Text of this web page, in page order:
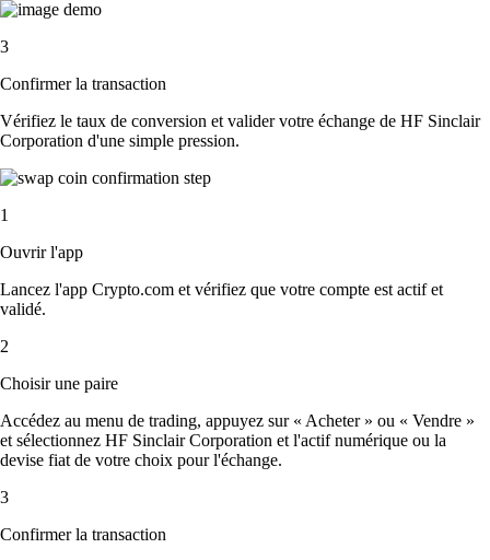
3
Confirmer la transaction
Vérifiez le taux de conversion et valider votre échange de HF Sinclair
Corporation d'une simple pression.
1
Ouvrir l'app
Lancez l'app Crypto.com et vérifiez que votre compte est actif et
validé.
2
Choisir une paire
Accédez au menu de trading, appuyez sur « Acheter » ou « Vendre »
et sélectionnez HF Sinclair Corporation et l'actif numérique ou la
devise fiat de votre choix pour l'échange.
3
Confirmer la transaction